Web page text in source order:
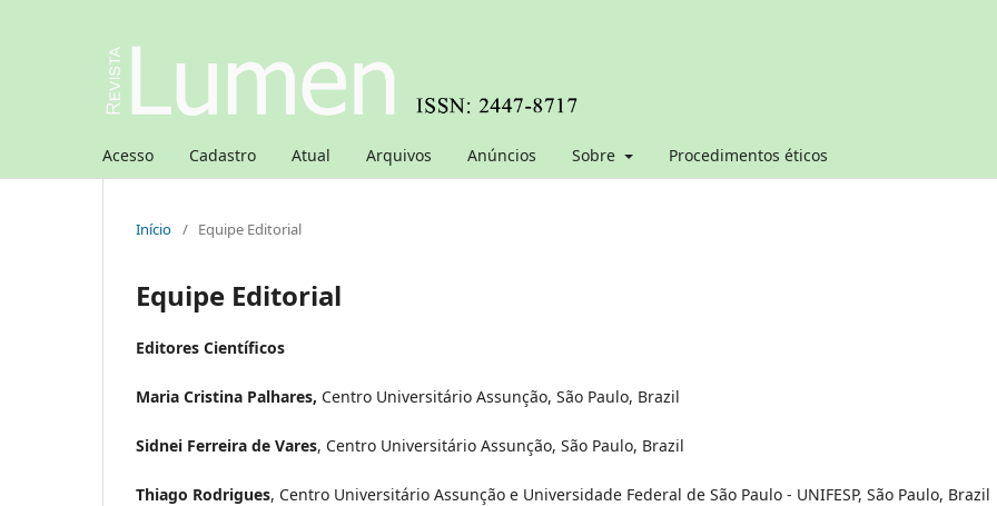
Acesso Cadastro Atual Arquivos Anúncios Sobre Procedimentos éticos
Início / Equipe Editorial
Equipe Editorial
Editores Científicos
Maria Cristina Palhares, Centro Universitário Assunção, São Paulo, Brazil
Sidnei Ferreira de Vares, Centro Universitário Assunção, São Paulo, Brazil
Thiago Rodrigues, Centro Universitário Assunção e Universidade Federal de São Paulo - UNIFESP, São Paulo, Brazil